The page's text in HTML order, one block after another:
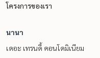
โครงการของเรา
นานา
เดอะ เทรนดี้ คอนโดมิเนียม